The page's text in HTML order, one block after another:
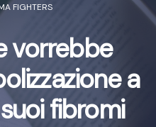
FIGHTERS
vorrebbe
a
fibromi